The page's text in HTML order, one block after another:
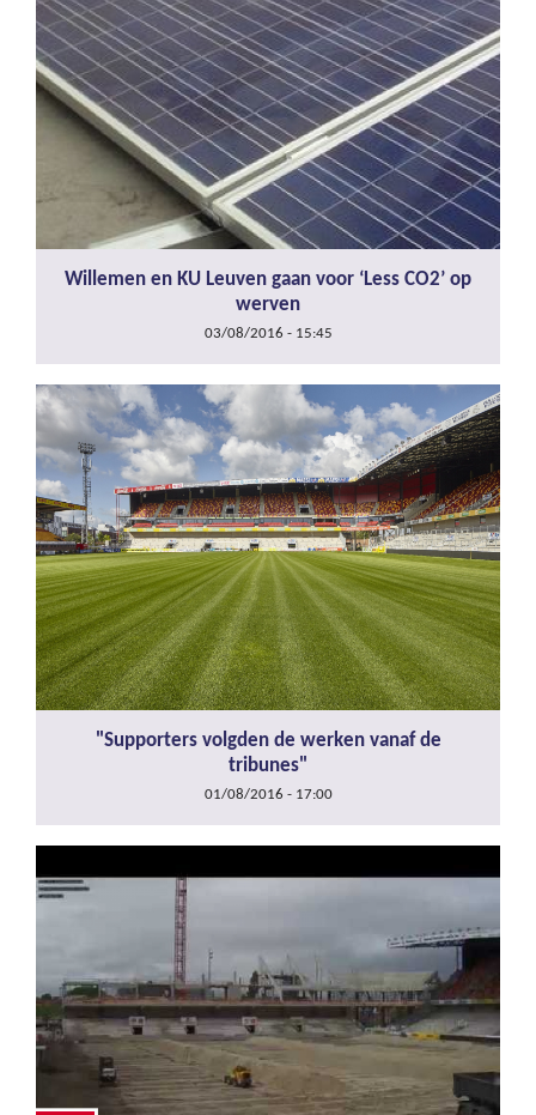
Willemen en KU Leuven gaan voor ‘Less CO2’ op
werven
03/08/2016 - 15:45
"Supporters volgden de werken vanaf de
tribunes"
01/08/2016 - 17:00